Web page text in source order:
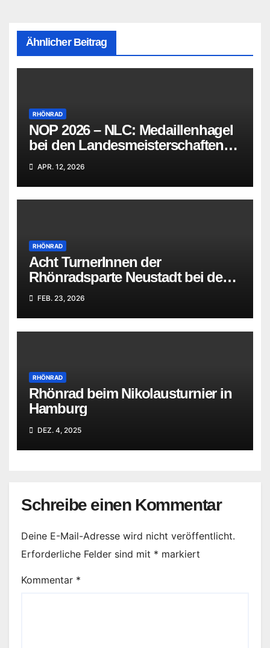
Ähnlicher Beitrag
RHÖNRAD
NOP 2026 – NLC: Medaillenhagel
bei den Landesmeisterschaften
im Rhönradturnen
APR. 12, 2026
RHÖNRAD
Acht TurnerInnen der
Rhönradsparte Neustadt bei den
Hamburger Meisterschaften in
Bergedorf
FEB. 23, 2026
RHÖNRAD
Rhönrad beim Nikolausturnier in
Hamburg
DEZ. 4, 2025
Schreibe einen Kommentar
Deine E-Mail-Adresse wird nicht veröffentlicht.
Erforderliche Felder sind mit * markiert
Kommentar *